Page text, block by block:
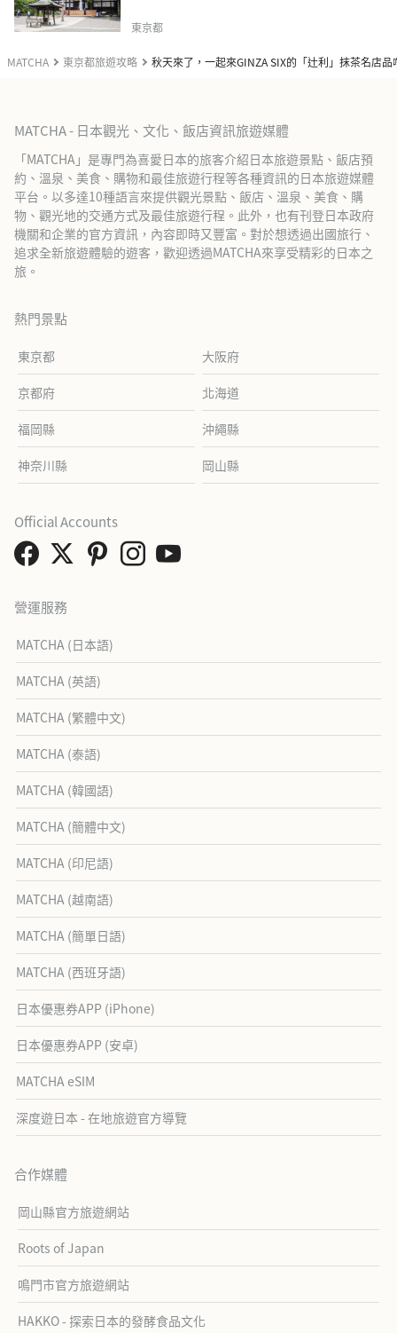
MATCHA 東京都旅遊攻略 秋天來了，一起來GINZA SIX的「辻利」抹茶名店
東京都
MATCHA - 日本觀光、文化、飯店資訊旅遊媒體
「MATCHA」是專門為喜愛日本的旅客介紹日本旅遊景點、飯店預
約、溫泉、美食、購物和最佳旅遊行程等各種資訊的日本旅遊媒體
平台。以多達10種語言來提供觀光景點、飯店、溫泉、美食、購
物、觀光地的交通方式及最佳旅遊行程。此外，也有刊登日本政府
機關和企業的官方資訊，內容即時又豐富。對於想透過出國旅行、
追求全新旅遊體驗的遊客，歡迎透過MATCHA來享受精彩的日本之
旅。
熱門景點
東京都 大阪府
京都府 北海道
福岡縣 沖繩縣
神奈川縣 岡山縣
營運服務
MATCHA (日本語)
MATCHA (英語)
MATCHA (繁體中文)
MATCHA (泰語)
MATCHA (韓國語)
MATCHA (簡體中文)
MATCHA (印尼語)
MATCHA (越南語)
MATCHA (簡單日語)
MATCHA (西班牙語)
日本優惠券APP (iPhone)
日本優惠券APP (安卓)
MATCHA eSIM
深度遊日本 - 在地旅遊官方導覽
合作媒體
岡山縣官方旅遊網站
Roots of Japan
鳴門市官方旅遊網站
HAKKO - 探索日本的發酵食品文化
Official Accounts